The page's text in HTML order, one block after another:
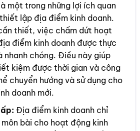
một trong những lợi ích quan
lập địa điểm kinh doanh.
thiết, việc chấm dứt hoạt
điểm kinh doanh được thực
nhanh chóng. Điều này giúp
kiệm được thời gian và công
chuyển hướng và sử dụng cho
doanh mới.
Địa điểm kinh doanh chỉ
bài cho hoạt động kinh